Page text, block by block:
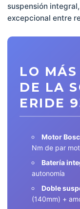
suspensión
excepcional entre
LO
DE LA
ERIDE
Motor
Nm de par
Batería
autonomía
Doble
(140mm) +